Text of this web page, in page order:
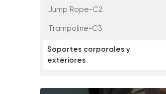
Jump Rope-C2
Trampoline-C3
Soportes corporales y
exteriores